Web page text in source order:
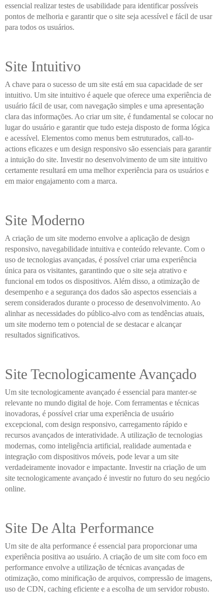
essencial realizar testes de usabilidade para identificar possíveis
pontos de melhoria e garantir que o site seja acessível e fácil de usar
para todos os usuários.
Site Intuitivo
A chave para o sucesso de um site está em sua capacidade de ser
intuitivo. Um site intuitivo é aquele que oferece uma experiência de
usuário fácil de usar, com navegação simples e uma apresentação
clara das informações. Ao criar um site, é fundamental se colocar no
lugar do usuário e garantir que tudo esteja disposto de forma lógica
e acessível. Elementos como menus bem estruturados, call-to-
actions eficazes e um design responsivo são essenciais para garantir
a intuição do site. Investir no desenvolvimento de um site intuitivo
certamente resultará em uma melhor experiência para os usuários e
em maior engajamento com a marca.
Site Moderno
A criação de um site moderno envolve a aplicação de design
responsivo, navegabilidade intuitiva e conteúdo relevante. Com o
uso de tecnologias avançadas, é possível criar uma experiência
única para os visitantes, garantindo que o site seja atrativo e
funcional em todos os dispositivos. Além disso, a otimização de
desempenho e a segurança dos dados são aspectos essenciais a
serem considerados durante o processo de desenvolvimento. Ao
alinhar as necessidades do público-alvo com as tendências atuais,
um site moderno tem o potencial de se destacar e alcançar
resultados significativos.
Site Tecnologicamente Avançado
Um site tecnologicamente avançado é essencial para manter-se
relevante no mundo digital de hoje. Com ferramentas e técnicas
inovadoras, é possível criar uma experiência de usuário
excepcional, com design responsivo, carregamento rápido e
recursos avançados de interatividade. A utilização de tecnologias
modernas, como inteligência artificial, realidade aumentada e
integração com dispositivos móveis, pode levar a um site
verdadeiramente inovador e impactante. Investir na criação de um
site tecnologicamente avançado é investir no futuro do seu negócio
online.
Site De Alta Performance
Um site de alta performance é essencial para proporcionar uma
experiência positiva ao usuário. A criação de um site com foco em
performance envolve a utilização de técnicas avançadas de
otimização, como minificação de arquivos, compressão de imagens,
uso de CDN, caching eficiente e a escolha de um servidor robusto.